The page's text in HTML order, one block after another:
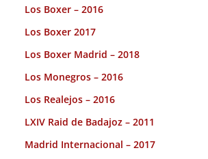
Los Boxer – 2016
Los Boxer 2017
Los Boxer Madrid – 2018
Los Monegros – 2016
Los Realejos – 2016
LXIV Raid de Badajoz – 2011
Madrid Internacional – 2017